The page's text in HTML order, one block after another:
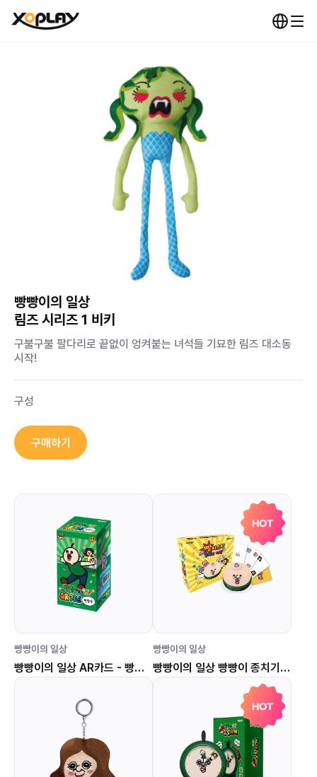
빵빵이의 일상
림즈 시리즈 1 비키
구불구불 팔다리로 끝없이 엉켜붙는 녀석들 기묘한 림즈 대소동
시작!
구성
구매하기
빵빵이의 일상
빵빵이의 일상 AR카드 - 빵빵아!
HOT
빵빵이의 일상
빵빵이의 일상 빵빵이 종치기 게임(빵빵이 할리갈리)
HOT